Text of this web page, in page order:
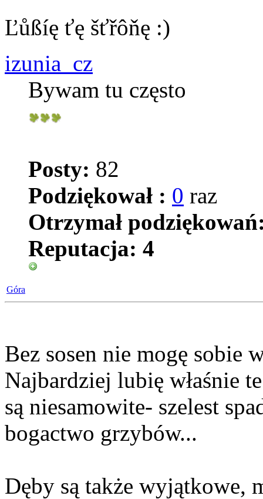
Ľůßíę ťę šťřôňę :)
izunia_cz
Bywam tu często
Posty: 82
Podziękował : 0 raz
Otrzymał
Reputacja: 4
Góra
Bez sosen nie mogę sobie
Najbardziej lubię właśnie
są niesamowite- szelest
bogactwo grzybów...
Dęby są także wyjątkowe,